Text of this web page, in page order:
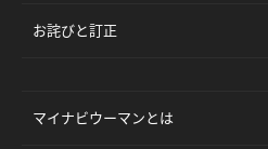
お詫びと訂正
マイナビウーマンとは